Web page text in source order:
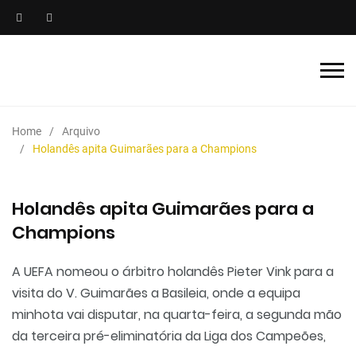
Home
Arquivo
Holandês apita Guimarães para a Champions
Holandês apita Guimarães para a
Champions
A UEFA nomeou o árbitro holandês Pieter Vink para a
visita do V. Guimarães a Basileia, onde a equipa
minhota vai disputar, na quarta-feira, a segunda mão
da terceira pré-eliminatória da Liga dos Campeões,